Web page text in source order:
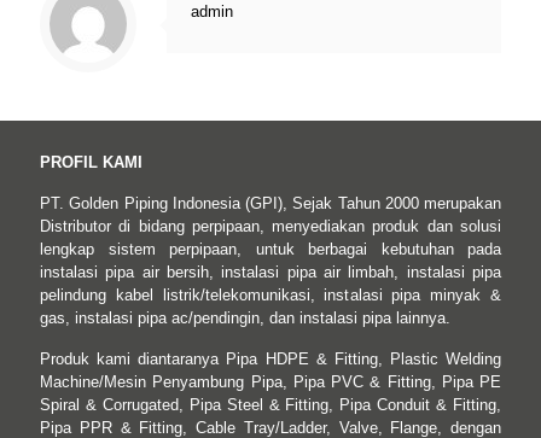
admin
PROFIL KAMI
PT. Golden Piping Indonesia (GPI), Sejak Tahun 2000 merupakan
Distributor di bidang perpipaan, menyediakan produk dan solusi
lengkap sistem perpipaan, untuk berbagai kebutuhan pada
instalasi pipa air bersih, instalasi pipa air limbah, instalasi pipa
pelindung kabel listrik/telekomunikasi, instalasi pipa minyak &
gas, instalasi pipa ac/pendingin, dan instalasi pipa lainnya.
Produk kami diantaranya Pipa HDPE & Fitting, Plastic Welding
Machine/Mesin Penyambung Pipa, Pipa PVC & Fitting, Pipa PE
Spiral & Corrugated, Pipa Steel & Fitting, Pipa Conduit & Fitting,
Pipa PPR & Fitting, Cable Tray/Ladder, Valve, Flange, dengan